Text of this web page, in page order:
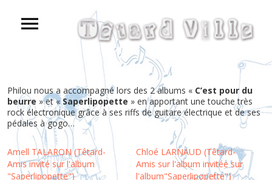
Philou nous a accompagné lors des 2 albums « C’est pour du
beurre » et «Saperlipopette » en apportant une touche très
rock électronique grâce à ses riffs de guitare électrique et de ses
pédales à gogo…
Amell TALARON (Têtard-
Amis invité sur l'album
"Saperlipopette")
Chloé LARNAUD (Têtard-
Amis sur l'album invitée sur
l'album"Saperlipopette")